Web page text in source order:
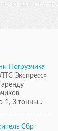
Погрузчика
Экспресс»
аренду
1, 3 тонны...
Сбр